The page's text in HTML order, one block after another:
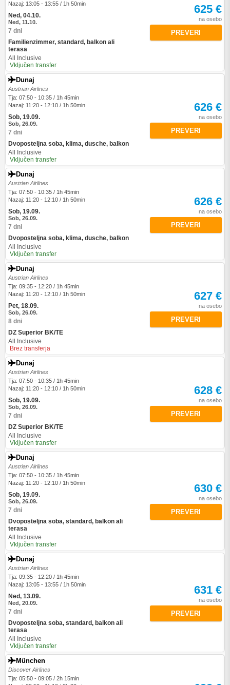
Nazaj: 13:05 - 13:55 / 1h 50min
Ned, 04.10.
Ned, 11.10.
7 dni
Familienzimmer, standard, balkon ali
terasa
All Inclusive
Vključen transfer
625 €
na osebo
PREVERI
Dunaj
Austrian Airlines
Tja: 07:50 - 10:35 / 1h 45min
Nazaj: 11:20 - 12:10 / 1h 50min
Sob, 19.09.
Sob, 26.09.
7 dni
Dvoposteljna soba, klima, dusche, balkon
All Inclusive
Vključen transfer
626 €
na osebo
PREVERI
Dunaj
Austrian Airlines
Tja: 07:50 - 10:35 / 1h 45min
Nazaj: 11:20 - 12:10 / 1h 50min
Sob, 19.09.
Sob, 26.09.
7 dni
Dvoposteljna soba, klima, dusche, balkon
All Inclusive
Vključen transfer
626 €
na osebo
PREVERI
Dunaj
Austrian Airlines
Tja: 09:35 - 12:20 / 1h 45min
Nazaj: 11:20 - 12:10 / 1h 50min
Pet, 18.09.
Sob, 26.09.
8 dni
DZ Superior BK/TE
All Inclusive
Brez transferja
627 €
na osebo
PREVERI
Dunaj
Austrian Airlines
Tja: 07:50 - 10:35 / 1h 45min
Nazaj: 11:20 - 12:10 / 1h 50min
Sob, 19.09.
Sob, 26.09.
7 dni
DZ Superior BK/TE
All Inclusive
Vključen transfer
628 €
na osebo
PREVERI
Dunaj
Austrian Airlines
Tja: 07:50 - 10:35 / 1h 45min
Nazaj: 11:20 - 12:10 / 1h 50min
Sob, 19.09.
Sob, 26.09.
7 dni
Dvoposteljna soba, standard, balkon ali
terasa
All Inclusive
Vključen transfer
630 €
na osebo
PREVERI
Dunaj
Austrian Airlines
Tja: 09:35 - 12:20 / 1h 45min
Nazaj: 13:05 - 13:55 / 1h 50min
Ned, 13.09.
Ned, 20.09.
7 dni
Dvoposteljna soba, standard, balkon ali
terasa
All Inclusive
Vključen transfer
631 €
na osebo
PREVERI
München
Discover Airlines
Tja: 05:50 - 09:05 / 2h 15min